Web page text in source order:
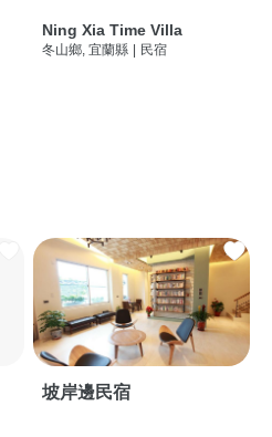
Ning Xia Time Villa
冬山鄉, 宜蘭縣 民宿
坡岸邊民宿